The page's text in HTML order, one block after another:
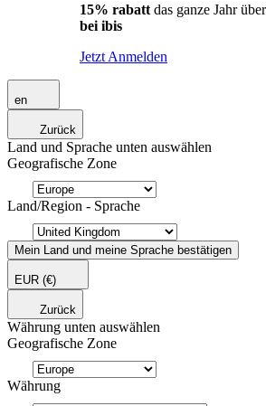
15% rabatt das ganze Jahr
bei ibis
Jetzt Anmelden
en
Zurück
Land und Sprache unten auswählen
Geografische Zone
Land/Region - Sprache
Mein Land und meine Sprache bestätigen
EUR (€)
Zurück
Währung unten auswählen
Geografische Zone
Währung